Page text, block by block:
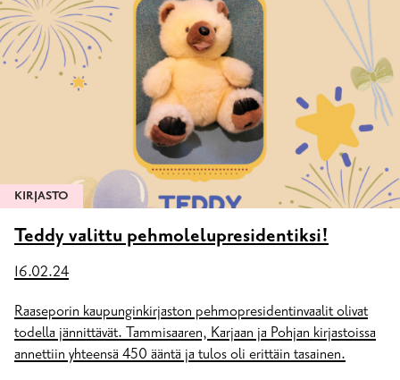
KIRJASTO
Teddy valittu pehmolelupresidentiksi!
16.02.24
Raaseporin kaupunginkirjaston pehmopresidentinvaalit olivat
todella jännittävät. Tammisaaren, Karjaan ja Pohjan kirjastoissa
annettiin yhteensä 450 ääntä ja tulos oli erittäin tasainen.